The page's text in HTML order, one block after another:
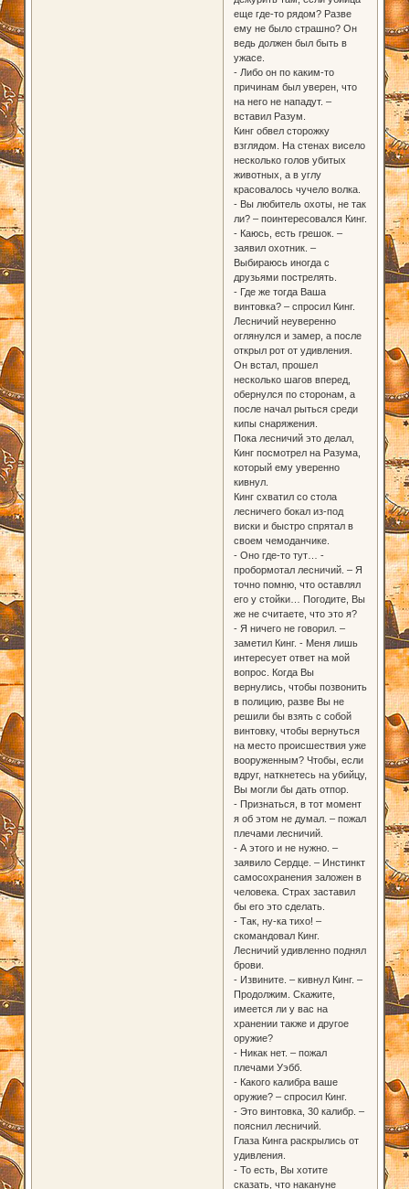
еще где-то рядом? Разве
ему не было страшно? Он
ведь должен был быть в
ужасе.
- Либо он по каким-то
причинам был уверен, что
на него не нападут. –
вставил Разум.
Кинг обвел сторожку
взглядом. На стенах висело
несколько голов убитых
животных, а в углу
красовалось чучело волка.
- Вы любитель охоты, не так
ли? – поинтересовался Кинг.
- Каюсь, есть грешок. –
заявил охотник. –
Выбираюсь иногда с
друзьями пострелять.
- Где же тогда Ваша
винтовка? – спросил Кинг.
Лесничий неуверенно
оглянулся и замер, а после
открыл рот от удивления.
Он встал, прошел
несколько шагов вперед,
обернулся по сторонам, а
после начал рыться среди
кипы снаряжения.
Пока лесничий это делал,
Кинг посмотрел на Разума,
который ему уверенно
кивнул.
Кинг схватил со стола
лесничего бокал из-под
виски и быстро спрятал в
своем чемоданчике.
- Оно где-то тут… -
пробормотал лесничий. – Я
точно помню, что оставлял
его у стойки… Погодите, Вы
же не считаете, что это я?
- Я ничего не говорил. –
заметил Кинг. - Меня лишь
интересует ответ на мой
вопрос. Когда Вы
вернулись, чтобы позвонить
в полицию, разве Вы не
решили бы взять с собой
винтовку, чтобы вернуться
на место происшествия уже
вооруженным? Чтобы, если
вдруг, наткнетесь на убийцу,
Вы могли бы дать отпор.
- Признаться, в тот момент
я об этом не думал. – пожал
плечами лесничий.
- А этого и не нужно. –
заявило Сердце. – Инстинкт
самосохранения заложен в
человека. Страх заставил
бы его это сделать.
- Так, ну-ка тихо! –
скомандовал Кинг.
Лесничий удивленно поднял
брови.
- Извините. – кивнул Кинг. –
Продолжим. Скажите,
имеется ли у вас на
хранении также и другое
оружие?
- Никак нет. – пожал
плечами Уэбб.
- Какого калибра ваше
оружие? – спросил Кинг.
- Это винтовка, 30 калибр. –
пояснил лесничий.
Глаза Кинга раскрылись от
удивления.
- То есть, Вы хотите
сказать, что накануне